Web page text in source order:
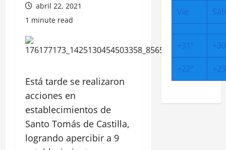
abril 22, 2021
1 minute read
Está tarde se realizaron
acciones en
establecimientos de
Santo Tomás de Castilla,
logrando apercibir a 9
Vie
Sáb
+31° +
+22° +